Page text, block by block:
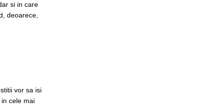
si in care
deoarece,
vor sa isi
cele mai